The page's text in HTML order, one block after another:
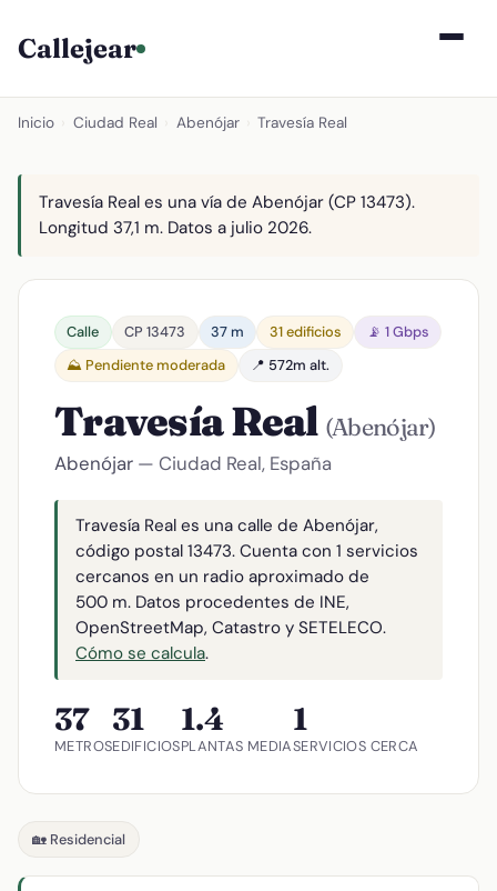
Callejear
Inicio Ciudad Real Abenójar Travesía Real
Travesía Real es una vía de Abenójar (CP 13473).
Longitud 37,1 m. Datos a julio 2026.
Calle CP 13473 37 m 31 edificios
📡 1 Gbps
⛰️ Pendiente moderada
📍 572m alt.
Travesía Real (Abenójar)
Abenójar — Ciudad Real, España
Travesía Real es una calle de Abenójar,
código postal 13473. Cuenta con 1 servicios
cercanos en un radio aproximado de
500 m. Datos procedentes de INE,
OpenStreetMap, Catastro y SETELECO.
Cómo se calcula.
37
METROS
31
EDIFICIOS
1.4
PLANTAS MEDIA
1
SERVICIOS CERCA
🏡 Residencial